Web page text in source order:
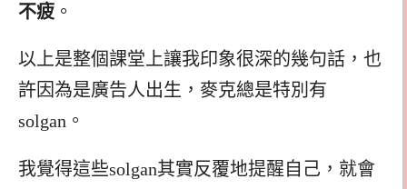
不疲 。
以上是整個課堂上讓我印象很深的幾句話，也
許因為是廣告人出生，麥克總是特別有
solgan。
我覺得這些solgan其實反覆地提醒自己，就會